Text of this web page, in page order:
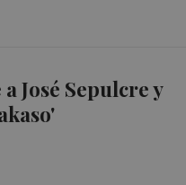
José Sepulcre y